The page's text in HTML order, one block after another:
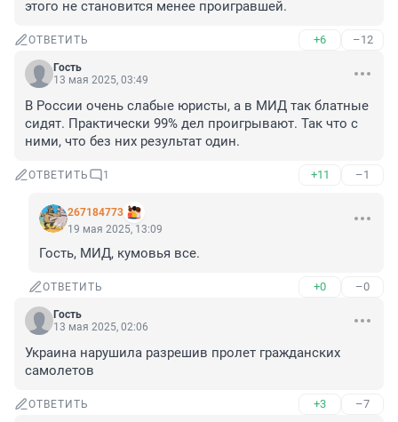
этого не становится менее проигравшей.
ОТВЕТИТЬ +6 –12
Гость
13 мая 2025, 03:49
В России очень слабые юристы, а в МИД так блатные
сидят. Практически 99% дел проигрывают. Так что с
ними, что без них результат один.
ОТВЕТИТЬ 1 +11 –1
267184773
19 мая 2025, 13:09
Гость, МИД, кумовья все.
ОТВЕТИТЬ +0 –0
Гость
13 мая 2025, 02:06
Украина нарушила разрешив пролет гражданских
самолетов
ОТВЕТИТЬ +3 –7